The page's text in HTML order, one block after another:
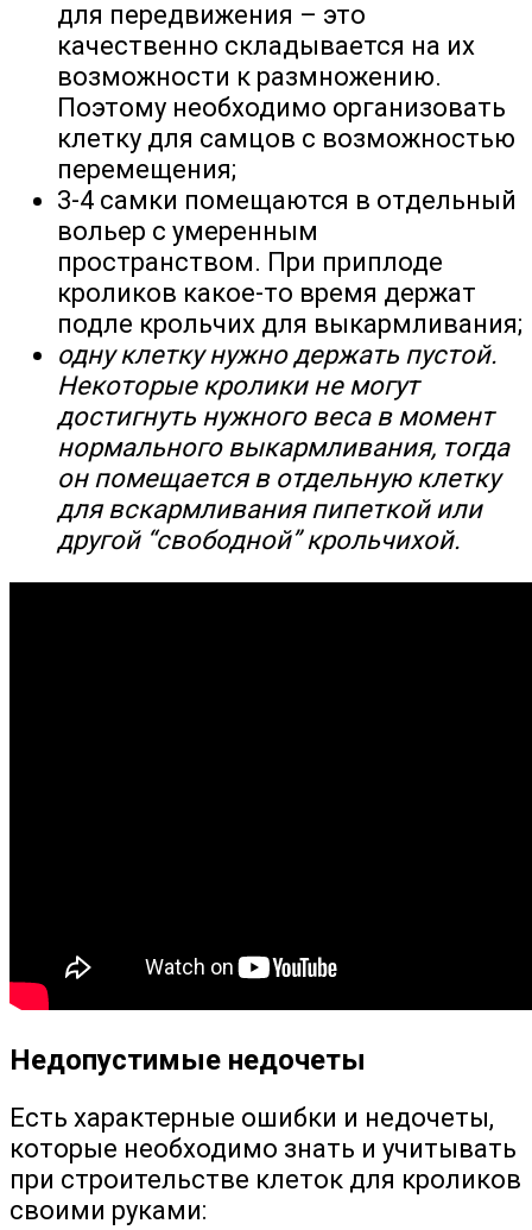
для передвижения – это
качественно складывается на их
возможности к размножению.
Поэтому необходимо организовать
клетку для самцов с возможностью
перемещения;
3-4 самки помещаются в отдельный
вольер с умеренным
пространством. При приплоде
кроликов какое-то время держат
подле крольчих для выкармливания;
одну клетку нужно держать пустой.
Некоторые кролики не могут
достигнуть нужного веса в момент
нормального выкармливания, тогда
он помещается в отдельную клетку
для вскармливания пипеткой или
другой “свободной” крольчихой.
Недопустимые недочеты
Есть характерные ошибки и недочеты,
которые необходимо знать и учитывать
при строительстве клеток для кроликов
своими руками: